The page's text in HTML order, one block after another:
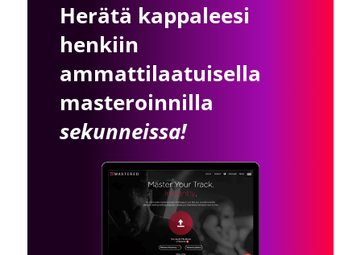
Herätä kappaleesi
henkiin
ammattilaatuisella
masteroinnilla
sekunneissa!